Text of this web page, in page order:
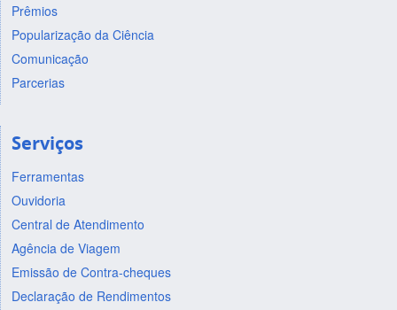
Prêmios
Popularização da Ciência
Comunicação
Parcerias
Serviços
Ferramentas
Ouvidoria
Central de Atendimento
Agência de Viagem
Emissão de Contra-cheques
Declaração de Rendimentos